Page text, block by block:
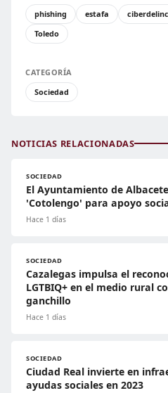
phishing
estafa
Toledo
CATEGORÍA
Sociedad
NOTICIAS RELACIONADAS
SOCIEDAD
El Ayuntamiento de
'Cotolengo' para apoyo
Hace 1 días
SOCIEDAD
Cazalegas impulsa el
LGTBIQ+ en el medio rural
ganchillo
Hace 1 días
SOCIEDAD
Ciudad Real invierte en
ayudas sociales en 2023